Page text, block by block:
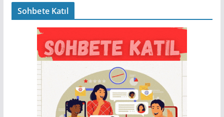
Sohbete Katıl